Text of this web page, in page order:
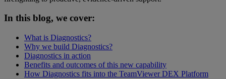
In this blog, we cover:
What is Diagnostics?
Why we build Diagnostics?
Diagnostics in action
Benefits and outcomes of this new capability
How Diagnostics fits into the TeamViewer DEX Platform